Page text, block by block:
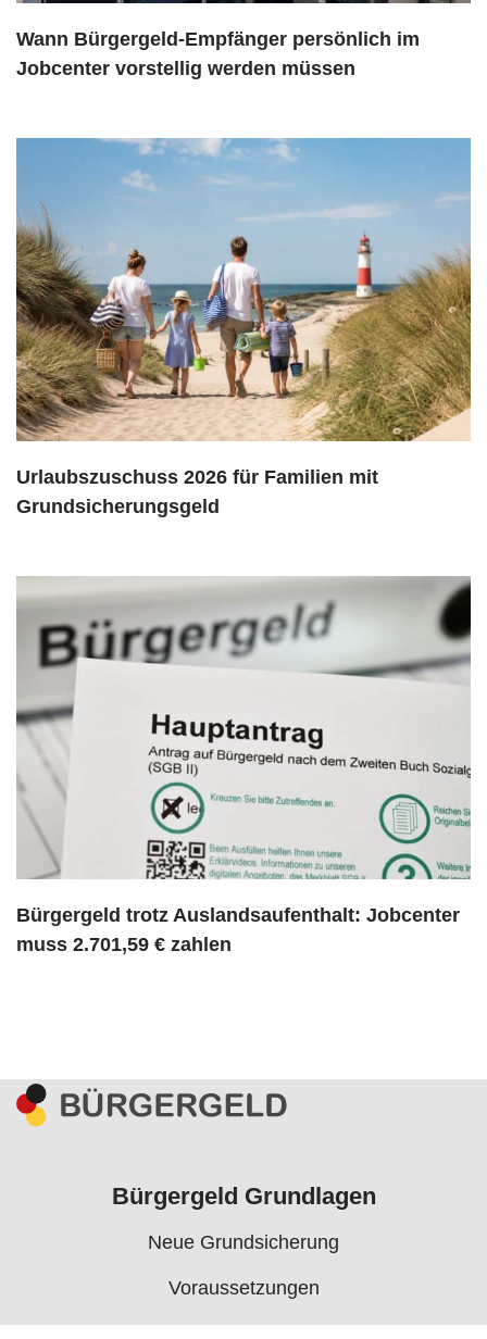
Wann Bürgergeld-Empfänger persönlich im
Jobcenter vorstellig werden müssen
Urlaubszuschuss 2026 für Familien mit
Grundsicherungsgeld
Bürgergeld trotz Auslandsaufenthalt: Jobcenter
muss 2.701,59 € zahlen
Bürgergeld Grundlagen
Neue Grundsicherung
Voraussetzungen